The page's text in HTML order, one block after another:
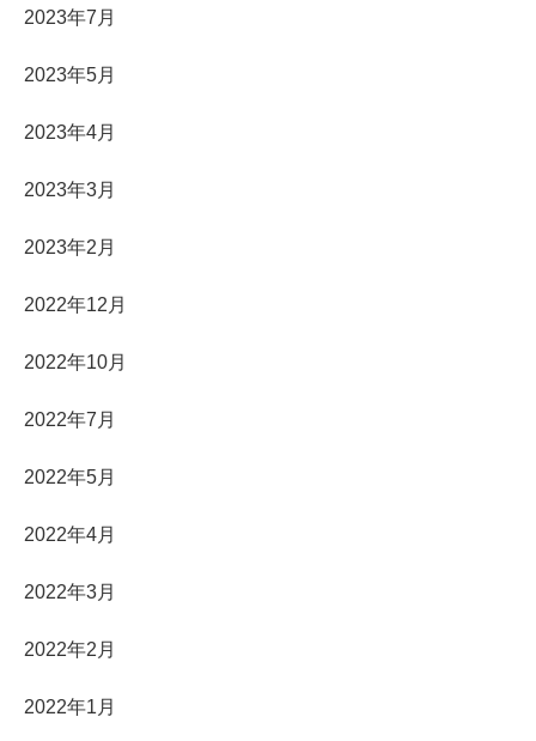
2023年7月
2023年5月
2023年4月
2023年3月
2023年2月
2022年12月
2022年10月
2022年7月
2022年5月
2022年4月
2022年3月
2022年2月
2022年1月